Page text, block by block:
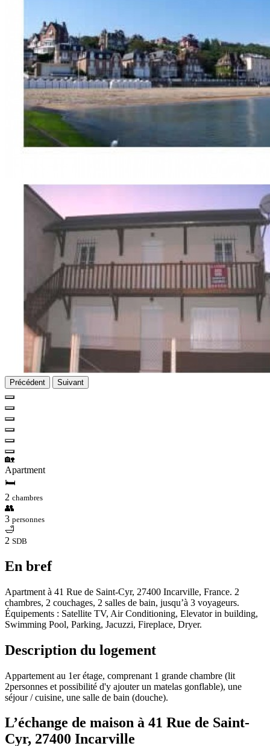
Précédent Suivant
🏡
Apartment
🛏
2 chambres
👥
3 personnes
🛁
2 SDB
En bref
Apartment à 41 Rue de Saint-Cyr, 27400 Incarville, France. 2
chambres, 2 couchages, 2 salles de bain, jusqu’à 3 voyageurs.
Équipements : Satellite TV, Air Conditioning, Elevator in building,
Swimming Pool, Parking, Jacuzzi, Fireplace, Dryer.
Description du logement
Appartement au 1er étage, comprenant 1 grande chambre (lit
2personnes et possibilité d'y ajouter un matelas gonflable), une
séjour / cuisine, une salle de bain (douche).
L’échange de maison à 41 Rue de Saint-
Cyr, 27400 Incarville